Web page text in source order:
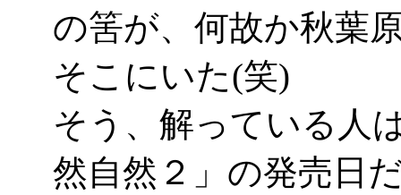
の筈が、何故か秋葉
そこにいた(笑)
そう、解っている人
然自然２」の発売日